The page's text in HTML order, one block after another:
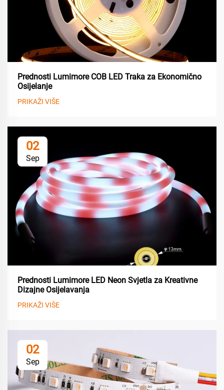
Prednosti Lumimore COB LED Traka za Ekonomično
Osijelanje
PRIKAŽI VIŠE
02
Sep
Prednosti Lumimore LED Neon Svjetla za Kreativne
Dizajne Osijelavanja
PRIKAŽI VIŠE
02
Sep